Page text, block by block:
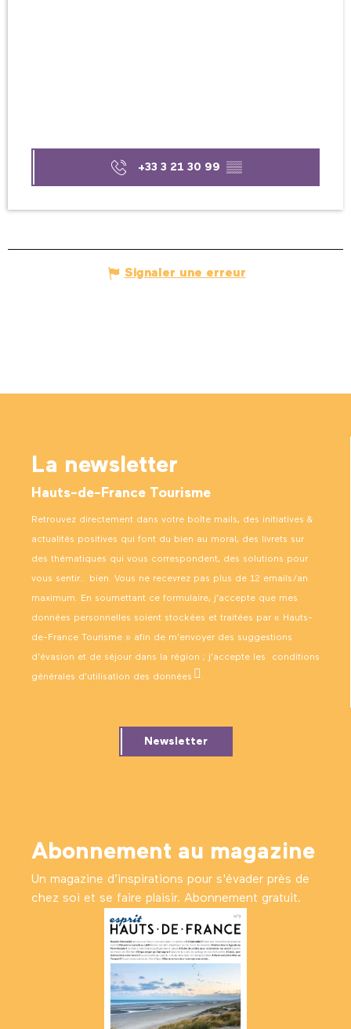
+33 3 21 30 99 ▒▒
Signaler une erreur
La newsletter
Hauts-de-France Tourisme
Retrouvez directement dans votre boîte mails, des initiatives &
actualités positives qui font du bien au moral, des livrets sur
des thématiques qui vous correspondent, des solutions pour
vous sentir… bien. Vous ne recevrez pas plus de 12 emails/an
maximum. En soumettant ce formulaire, j’accepte que mes
données personnelles soient stockées et traitées par « Hauts-
de-France Tourisme » afin de m’envoyer des suggestions
d’évasion et de séjour dans la région ; j’accepte les conditions
générales d’utilisation des données .
Newsletter
Abonnement au magazine
Un magazine d’inspirations pour s'évader près de
chez soi et se faire plaisir. Abonnement gratuit.